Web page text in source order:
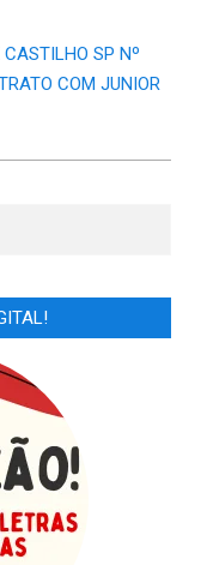
SP Nº
COM JUNIOR